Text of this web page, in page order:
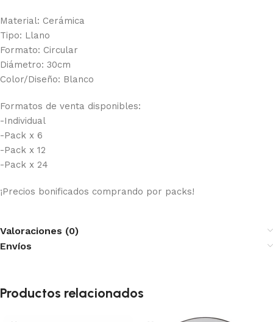
Material: Cerámica
Tipo: Llano
Formato: Circular
Diámetro: 30cm
Color/Diseño: Blanco
Formatos de venta disponibles:
-Individual
-Pack x 6
-Pack x 12
-Pack x 24
¡Precios bonificados comprando por packs!
Valoraciones (0)
Envíos
Productos relacionados